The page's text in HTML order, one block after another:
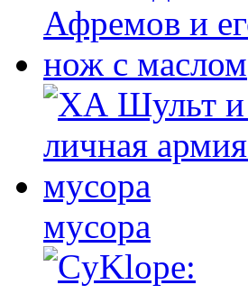
мусора